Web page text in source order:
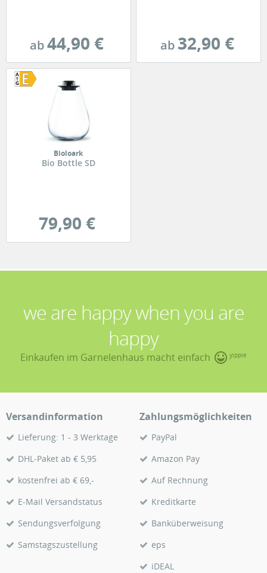
ab44,90 € ab32,90 €
Bioloark
Bio Bottle SD
79,90 €
we are happy when you are
happy
Einkaufen im Garnelenhaus macht einfach yippie
Versandinformation
Lieferung: 1 - 3 Werktage
DHL-Paket ab € 5,95
kostenfrei ab € 69,-
E-Mail Versandstatus
Sendungsverfolgung
Samstagszustellung
Zahlungsmöglichkeiten
PayPal
Amazon Pay
Auf Rechnung
Kreditkarte
Banküberweisung
eps
iDEAL